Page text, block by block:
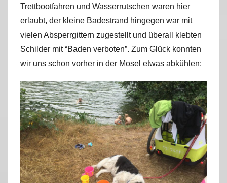
Trettbootfahren und Wasserrutschen waren hier
erlaubt, der kleine Badestrand hingegen war mit
vielen Absperrgittern zugestellt und überall klebten
Schilder mit “Baden verboten”. Zum Glück konnten
wir uns schon vorher in der Mosel etwas abkühlen: